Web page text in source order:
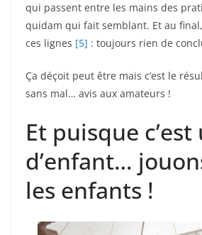
qui passent entre les mains des
quidam qui fait semblant. Et au final,
ces lignes [5] : toujours rien de
Ça déçoit peut être mais c’est le
sans mal… avis aux amateurs !
Et puisque
d’enfant…
les enfants !